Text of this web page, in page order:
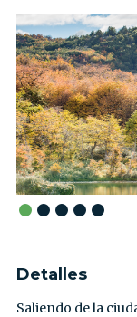
Detalles
Saliendo de la